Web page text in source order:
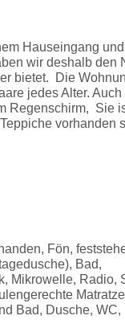
Hauseingang und
wir deshalb den
bietet. Die
jedes Alter. Auch
Regenschirm, Sie
vorhanden
Fön,
Bad,
Mikrowelle, Radio,
Bad, Dusche, WC,